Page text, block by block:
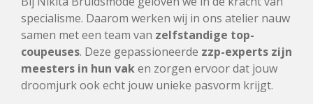
specialisme. Daarom werken wij in ons atelier nauw
samen met een team van zelfstandige top-
coupeuses. Deze gepassioneerde zzp-experts zijn
meesters in hun vaken zorgen ervoor dat jouw
droomjurk ook echt jouw unieke pasvorm krijgt.